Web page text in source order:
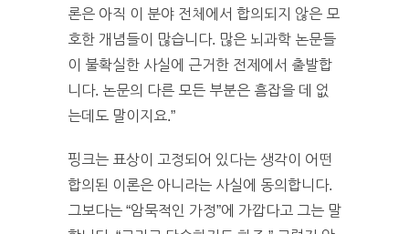
론은 아직 이 분야 전체에서 합의되지 않은 모
호한 개념들이 많습니다. 많은 뇌과학 논문들
이 불확실한 사실에 근거한 전제에서 출발합
니다. 논문의 다른 모든 부분은 흠잡을 데 없
는데도 말이지요.”
핑크는 표상이 고정되어 있다는 생각이 어떤
합의된 이론은 아니라는 사실에 동의합니다.
그보다는 “암묵적인 가정”에 가깝다고 그는 말